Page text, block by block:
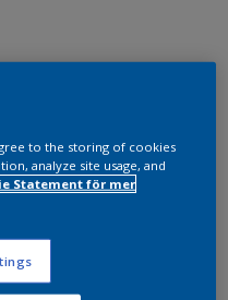
to the storing of cookies
analyze site usage, and
Statement för mer